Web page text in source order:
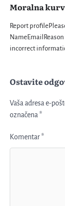
Moralna
Report
incorrect
Ostavite
Vaša adresa e-
označena *
Komentar*